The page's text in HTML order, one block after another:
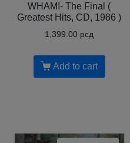
WHAM!- The Final (
Greatest Hits, CD, 1986 )
1,399.00 рсд
Add to cart